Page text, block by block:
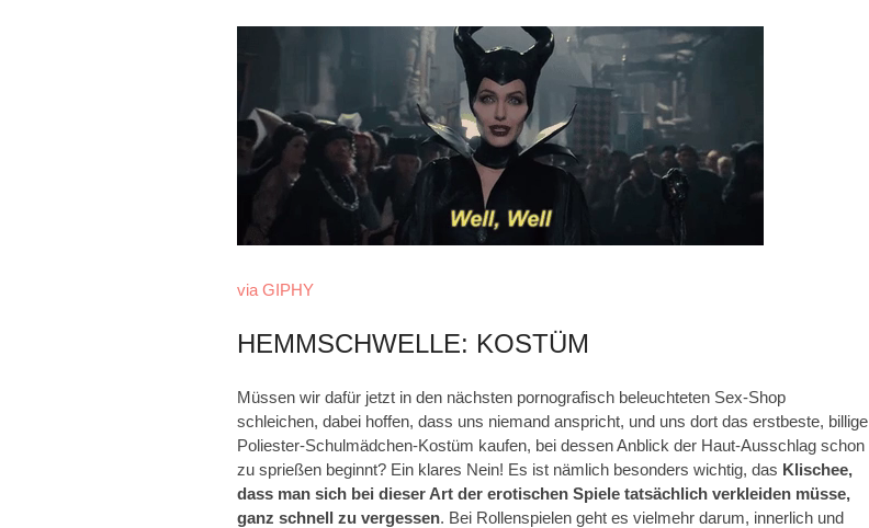
via GIPHY
HEMMSCHWELLE: KOSTÜM
Müssen wir dafür jetzt in den nächsten pornografisch beleuchteten Sex-Shop
schleichen, dabei hoffen, dass uns niemand anspricht, und uns dort das erstbeste, billige
Poliester-Schulmädchen-Kostüm kaufen, bei dessen Anblick der Haut-Ausschlag schon
zu sprießen beginnt? Ein klares Nein! Es ist nämlich besonders wichtig, das Klischee,
dass man sich bei dieser Art der erotischen Spiele tatsächlich verkleiden müsse,
ganz schnell zu vergessen. Bei Rollenspielen geht es vielmehr darum, innerlich und